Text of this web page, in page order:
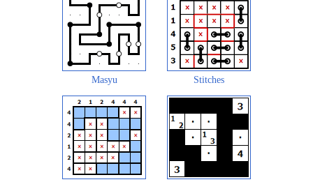
Masyu Stitches